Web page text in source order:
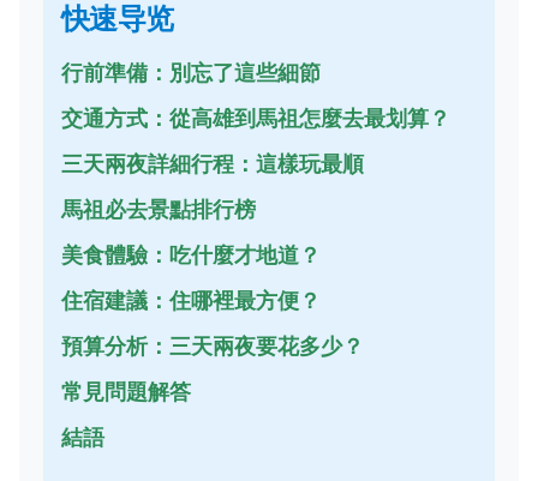
快速导览
行前準備：別忘了這些細節
交通方式：從高雄到馬祖怎麼去最划算？
三天兩夜詳細行程：這樣玩最順
馬祖必去景點排行榜
美食體驗：吃什麼才地道？
住宿建議：住哪裡最方便？
預算分析：三天兩夜要花多少？
常見問題解答
結語